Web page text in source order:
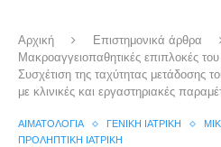
Αρχική Επιστημονικά άρθρα
Μακροαγγειοπαθητικές επιπλοκές
Συσχέτιση της ταχύτητας μετάδοσης
με κλινικές και εργαστηριακές
ΑΙΜΑΤΟΛΟΓΊΑ ΓΕΝΙΚΉ ΙΑΤΡΙΚΉ
ΠΡΟΛΗΠΤΙΚΉ ΙΑΤΡΙΚΉ